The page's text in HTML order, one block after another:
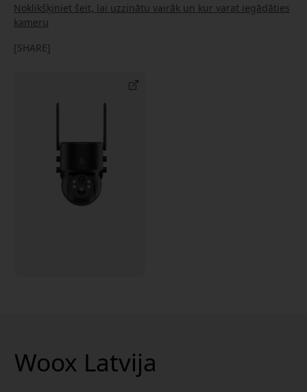
Noklikšķiniet šeit, lai uzzinātu vairāk un kur varat iegādāties
kameru
[SHARE]
Woox Latvija